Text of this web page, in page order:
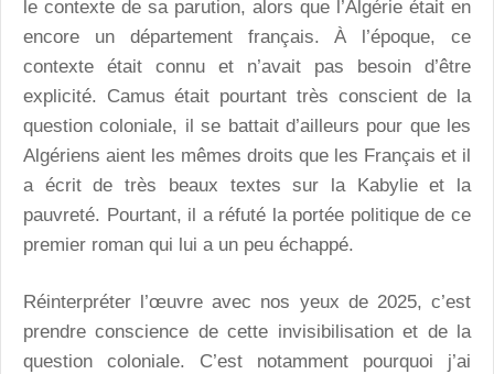
le contexte de sa parution, alors que l’Algérie était en
encore un département français. À l’époque, ce
contexte était connu et n’avait pas besoin d’être
explicité. Camus était pourtant très conscient de la
question coloniale, il se battait d’ailleurs pour que les
Algériens aient les mêmes droits que les Français et il
a écrit de très beaux textes sur la Kabylie et la
pauvreté. Pourtant, il a réfuté la portée politique de ce
premier roman qui lui a un peu échappé.
Réinterpréter l’œuvre avec nos yeux de 2025, c’est
prendre conscience de cette invisibilisation et de la
question coloniale. C’est notamment pourquoi j’ai